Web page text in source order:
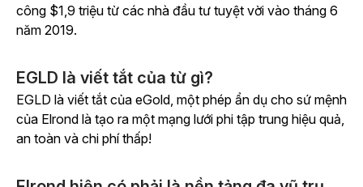
công $1,9 triệu từ các nhà đầu tư tuyệt vời vào tháng 6
năm 2019.
EGLD là viết tắt của từ gì?
EGLD là viết tắt của eGold, một phép ẩn dụ cho sứ mệnh
của Elrond là tạo ra một mạng lưới phi tập trung hiệu quả,
an toàn và chi phí thấp!